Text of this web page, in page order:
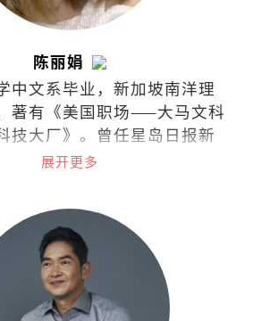
陈丽娟
中文系毕业，新加坡南洋理
著有《美国职场——大马文科
技大厂》。曾任星岛日报新
加州圣荷西市议员办公室助
商务关系部。
展开更多